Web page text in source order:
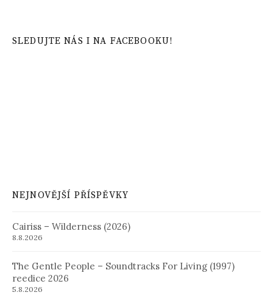
SLEDUJTE NÁS I NA FACEBOOKU!
NEJNOVĚJŠÍ PŘÍSPĚVKY
Cairiss – Wilderness (2026)
8.8.2026
The Gentle People – Soundtracks For Living (1997)
reedice 2026
5.8.2026